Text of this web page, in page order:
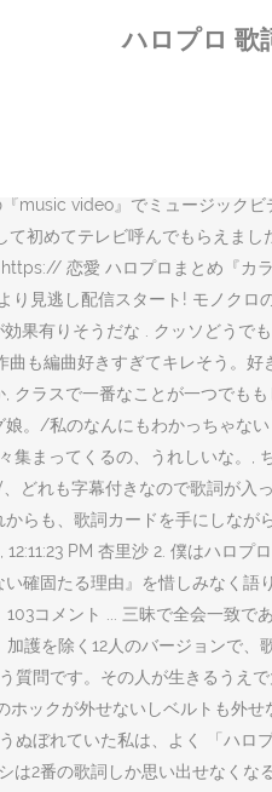
ハロプロ 歌
ジ感の強い物も日常あるある
music video』でミュージッ
て初めてテレビ呼んでもらえ
恋愛 ハロプロまとめ『カ
り見逃し配信スタート! モノ
有りそうだな . クッソどう
も編曲好きすぎてキレそう。
ラスで一番なことが一つで
。/私のなんにもわかっちゃ
まってくるの、うれしいな。,
どれも字幕付きなので歌詞が
らも、歌詞カードを手にしな
PM 杏里沙 2. 僕はハロ
確固たる理由』を惜しみなく
コメント ... 三昧で全会一致
護を除く12人のバージョンで
質問です。その人が生きるう
ックが外せないしベルトも外
ぬぼれていた私は、よく 「ハ
は2番の歌詞しか思い出せなく